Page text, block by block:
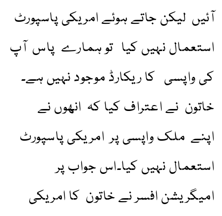
آئیں لیکن جاتے ہوئے امریکی پاسپورٹ
استعمال نہیں کیا تو ہمارے پاس آپ
کی واپسی کا ریکارڈ موجود نہیں ہے۔
خاتون نے اعتراف کیا کہ انھوں نے
اپنے ملک واپسی پر امریکی پاسپورٹ
استعمال نہیں کیا۔اس جواب پر
امیگریشن افسر نے خاتون کا امریکی